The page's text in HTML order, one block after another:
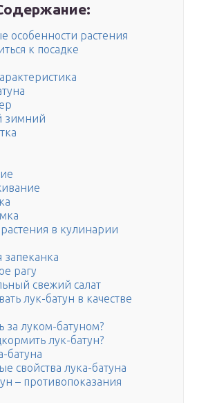
особенности растения
к посадке
зимний
в кулинарии
запеканка
рагу
свежий салат
лук-батун в качестве
за луком-батуном?
лук-батун?
батуна
свойства лука-батуна
– противопоказания